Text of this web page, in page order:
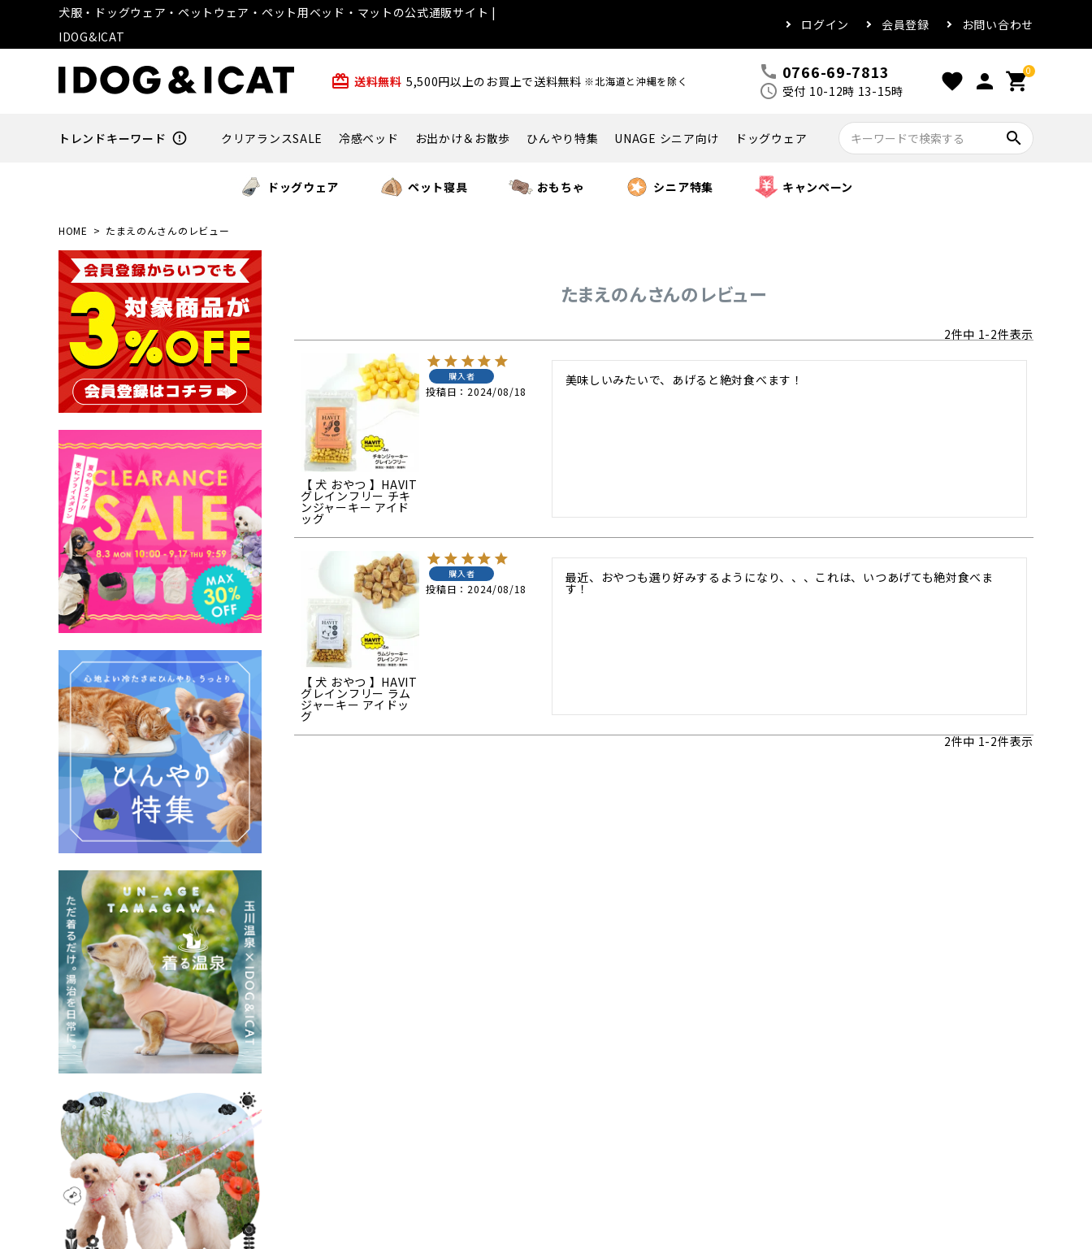
犬服・ドッグウェア・ペットウェア・ペット用ベッド・マットの公式通販サイト |
IDOG&ICAT
ログイン 会員登録 お問い合わせ
card_giftcard 送料無料 5,500円以上のお買上で送料無料 ※北海道と沖縄を除く call 0766-69-7813
schedule 受付 10-12時 13-15時 favorite person 0
shopping_cart
トレンドキーワード error_outline クリアランスSALE 冷感ベッド お出かけ＆お散歩 ひんやり特集 UNAGE シニア向け ドッグウェア search
ドッグウェア ペット寝具 おもちゃ シニア特集 キャンペーン
HOME たまえのんさんのレビュー
たまえのんさんのレビュー
2件中 1-2件表示
【 犬 おやつ 】HAVIT
グレインフリー チキ
ンジャーキー アイド
ッグ
購入者
投稿日 2024/08/18
美味しいみたいで、あげると絶対食べます！
【 犬 おやつ 】HAVIT
グレインフリー ラム
ジャーキー アイドッ
グ
購入者
投稿日 2024/08/18
最近、おやつも選り好みするようになり、、、これは、いつあげても絶対食べま
す！
2件中 1-2件表示